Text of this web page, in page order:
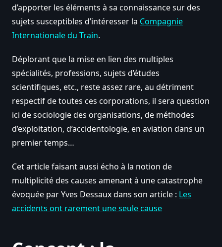
d’apporter les éléments à sa connaissance sur des
sujets susceptibles d’intéresser la Compagnie
Internationale du Train.
Déplorant que la mise en lien des multiples
spécialités, professions, sujets d’études
scientifiques, etc., reste assez rare, au détriment
respectif de toutes ces corporations, il sera question
ici de sociologie des organisations, de méthodes
d’exploitation, d’accidentologie, en aviation dans un
premier temps…
Cet article faisant aussi écho à la notion de
multiplicité des causes amenant à une catastrophe
évoquée par Yves Dessaux dans son article : Les
accidents ont rarement une seule cause